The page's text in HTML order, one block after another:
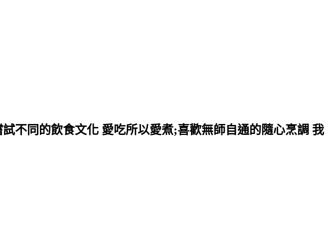
不同的飲食文化 愛吃所以愛煮;喜歡無師自通的隨心烹調 我